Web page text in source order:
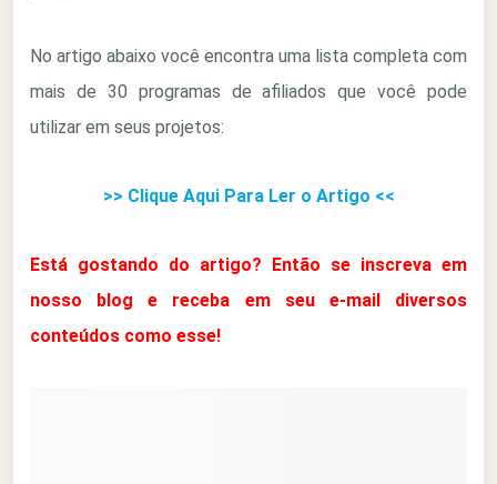
No artigo abaixo você encontra uma lista completa com
mais de 30 programas de afiliados que você pode
utilizar em seus projetos:
>> Clique Aqui Para Ler o Artigo <<
Está gostando do artigo? Então se inscreva em
nosso blog e receba em seu e-mail diversos
conteúdos como esse!